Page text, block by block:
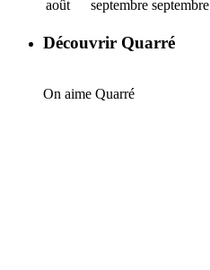
août
septembre septembre
Découvrir Quarré
On aime Quarré